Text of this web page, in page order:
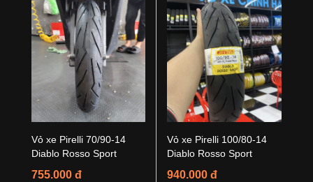
Vỏ xe Pirelli 70/90-14
Diablo Rosso Sport
755.000 đ
Vỏ xe Pirelli 100/80-14
Diablo Rosso Sport
940.000 đ